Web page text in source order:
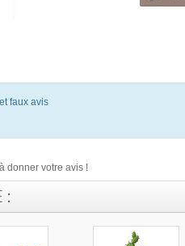
faux avis
donner votre avis !
: